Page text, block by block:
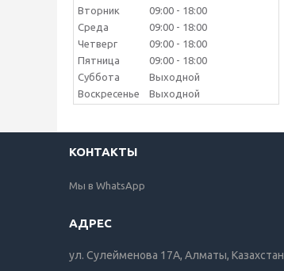
Вторник
09:00
18:00
Среда
09:00
18:00
Четверг
09:00
18:00
Пятница
09:00
18:00
Суббота
Выходной
Воскресенье
Выходной
КОНТАКТЫ
Мы в WhatsApp
ул. Сулейменова 17А, Алматы, Казахстан